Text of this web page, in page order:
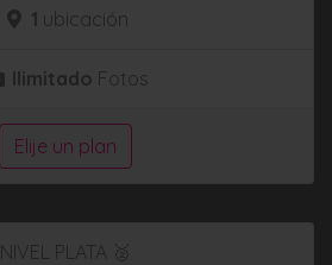
1 ubicación
Ilimitado Fotos
Elije un plan
NIVEL PLATA 🥈